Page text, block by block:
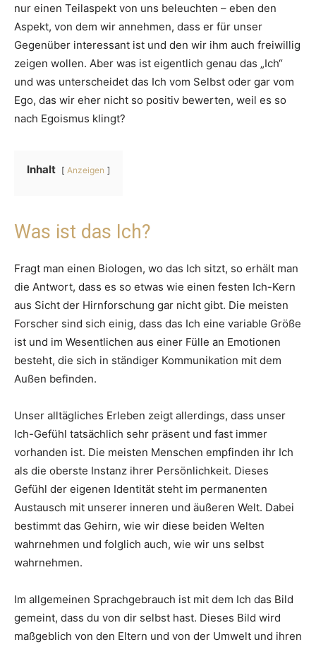
nur einen Teilaspekt von uns beleuchten – eben den
Aspekt, von dem wir annehmen, dass er für unser
Gegenüber interessant ist und den wir ihm auch freiwillig
zeigen wollen. Aber was ist eigentlich genau das „Ich“
und was unterscheidet das Ich vom Selbst oder gar vom
Ego, das wir eher nicht so positiv bewerten, weil es so
nach Egoismus klingt?
Inhalt Anzeigen
Was ist das Ich?
Fragt man einen Biologen, wo das Ich sitzt, so erhält man
die Antwort, dass es so etwas wie einen festen Ich-Kern
aus Sicht der Hirnforschung gar nicht gibt. Die meisten
Forscher sind sich einig, dass das Ich eine variable Größe
ist und im Wesentlichen aus einer Fülle an Emotionen
besteht, die sich in ständiger Kommunikation mit dem
Außen befinden.
Unser alltägliches Erleben zeigt allerdings, dass unser
Ich-Gefühl tatsächlich sehr präsent und fast immer
vorhanden ist. Die meisten Menschen empfinden ihr Ich
als die oberste Instanz ihrer Persönlichkeit. Dieses
Gefühl der eigenen Identität steht im permanenten
Austausch mit unserer inneren und äußeren Welt. Dabei
bestimmt das Gehirn, wie wir diese beiden Welten
wahrnehmen und folglich auch, wie wir uns selbst
wahrnehmen.
Im allgemeinen Sprachgebrauch ist mit dem Ich das Bild
gemeint, dass du von dir selbst hast. Dieses Bild wird
maßgeblich von den Eltern und von der Umwelt und ihren